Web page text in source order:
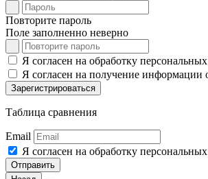
Повторите пароль
Поле заполненно неверно
Я согласен на обработку
Я согласен на получение информации
Зарегистрироваться
Таблица сравнения
Email
Я согласен на обработку
Отправить